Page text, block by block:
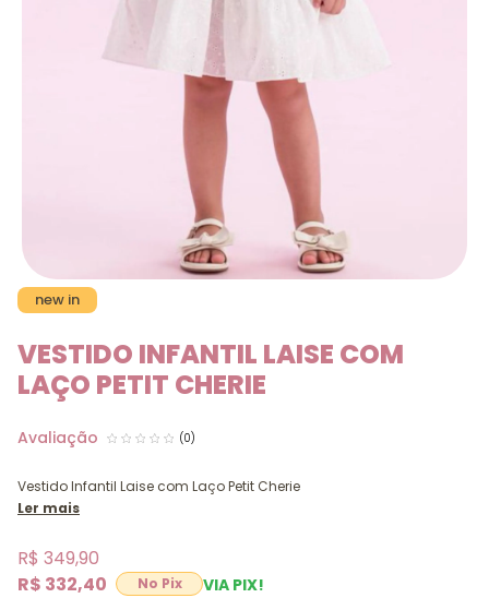
new in
VESTIDO INFANTIL LAISE COM
LAÇO PETIT CHERIE
(0)
Vestido Infantil Laise com Laço Petit Cherie
Ler mais
R$ 332,40 VIA PIX!
R$ 349,90